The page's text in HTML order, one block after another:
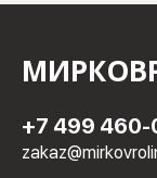
+7 499